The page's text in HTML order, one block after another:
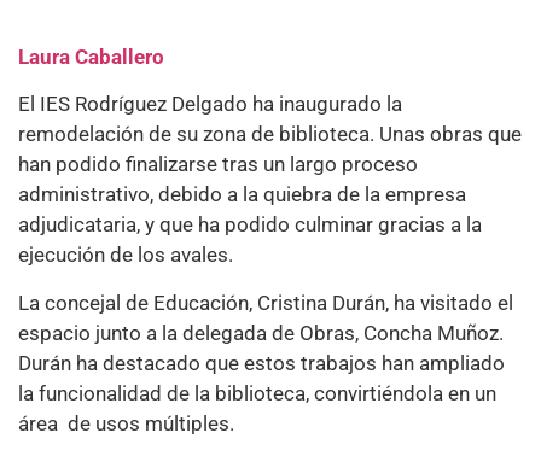
Laura Caballero
El IES Rodríguez Delgado ha inaugurado la
remodelación de su zona de biblioteca. Unas obras que
han podido finalizarse tras un largo proceso
administrativo, debido a la quiebra de la empresa
adjudicataria, y que ha podido culminar gracias a la
ejecución de los avales.
La concejal de Educación, Cristina Durán, ha visitado el
espacio junto a la delegada de Obras, Concha Muñoz.
Durán ha destacado que estos trabajos han ampliado
la funcionalidad de la biblioteca, convirtiéndola en un
área de usos múltiples.